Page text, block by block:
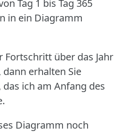
Tag 1 bis Tag 365
in ein Diagramm
Fortschritt über das Jahr
erhalten Sie
ich am Anfang des
Diagramm noch